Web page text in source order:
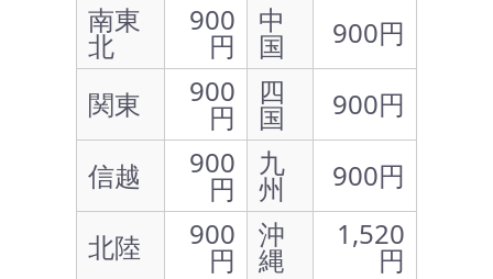
南東
北
900
円
中
国
900円
関東
900
円
四
国
900円
信越
900
円
九
州
900円
北陸
900
円
沖
縄
1,520
円